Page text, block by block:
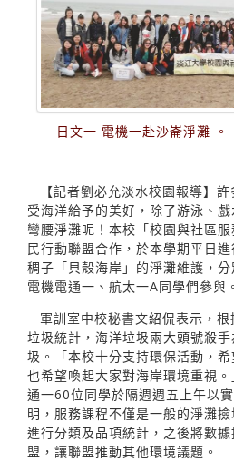
日文一 電機一赴沙崙淨灘 。
【記者劉必允淡水校園報導】
受海洋給予的美好，除了游泳、
彎腰淨灘呢！本校「校園與社區
民行動聯盟合作，於本學期平日
稠子「貝殼海岸」的淨灘維護，
電機電通一、航太一A同學們參與。
軍訓室中校秘書文紹侃表示，
垃圾統計，海洋垃圾兩大頭號殺
圾。「本校十分支持環保活動，希
也希望喚起大家對海岸環境重視
通一60位同學於隔週週五上午以
明，服務課程不僅是一般的淨灘
進行分類及品項統計，之後將數
盟，讓聯盟推動其他環境議題。